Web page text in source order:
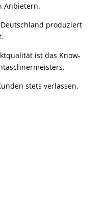
Anbietern.
produziert
ist das Know-
stets verlassen.